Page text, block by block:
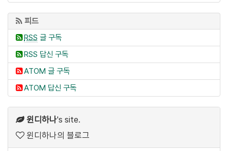
피드
RSS 글 구독
RSS 답신 구독
ATOM 글 구독
ATOM 답신 구독
윈디하나's site.
윈디하나의 블로그